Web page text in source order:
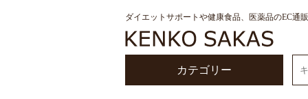
ダイエットサポートや健康食品、医薬品のEC通販
カテゴリー